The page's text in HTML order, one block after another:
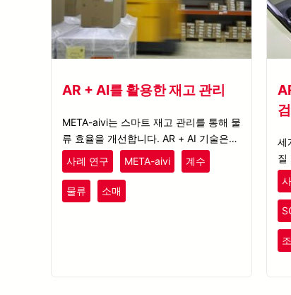
AR + AI를 활용한 재고 관리
META-aivi는 스마트 재고 관리를 통해 물
류 효율을 개선합니다. AR + AI 기술은
계수 정확도를 높이고 인적 오류를 줄이
며, 전체 작업 흐름을 간소화합니다.
사례 연구 META-aivi 계수
물류 소매
세
질
어